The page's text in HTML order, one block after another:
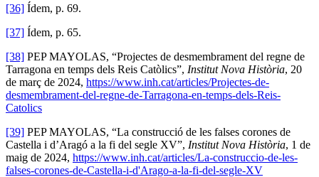
[36] Ídem, p. 69.
[37] Ídem, p. 65.
[38] PEP MAYOLAS, “Projectes de desmembrament del regne de
Tarragona en temps dels Reis Catòlics”, Institut Nova Història, 20
de març de 2024, https://www.inh.cat/articles/Projectes-de-
desmembrament-del-regne-de-Tarragona-en-temps-dels-Reis-
Catolics
[39] PEP MAYOLAS, “La construcció de les falses corones de
Castella i d’Aragó a la fi del segle XV”, Institut Nova Història, 1 de
maig de 2024, https://www.inh.cat/articles/La-construccio-de-les-
falses-corones-de-Castella-i-d'Arago-a-la-fi-del-segle-XV